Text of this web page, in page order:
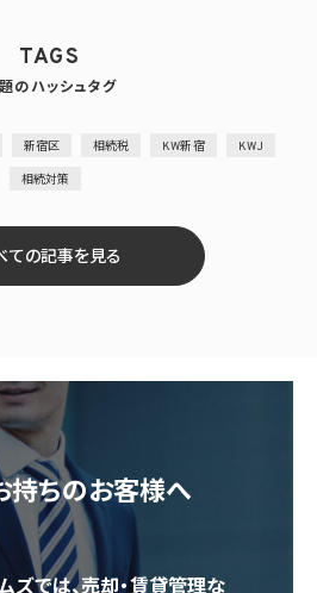
TAGS
のハッシュタグ
新宿区 相続税 KW新宿 KWJ
相続対策
ての記事を見る
持ちのお客様へ
ズでは、売却・賃貸管理な